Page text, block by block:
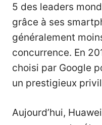
5 des leaders
grâce à ses
généralement
concurrence. En
choisi par Google
un prestigieux
Aujourd’hui,